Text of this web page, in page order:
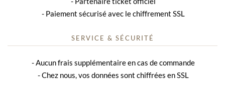
Paiement sécurisé avec le chiffrement SSL
SERVICE & SÉCURITÉ
Aucun frais supplémentaire en cas de commande
Chez nous, vos données sont chiffrées en SSL